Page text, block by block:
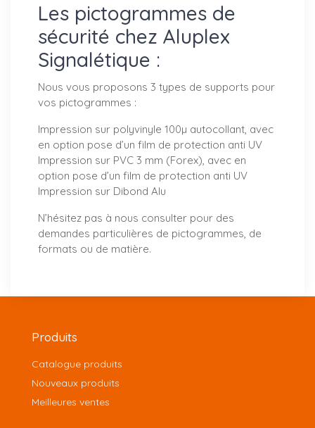
Les pictogrammes de
sécurité chez Aluplex
Signalétique :
Nous vous proposons 3 types de supports pour
vos pictogrammes :
Impression sur polyvinyle 100µ autocollant, avec
en option pose d’un film de protection anti UV
Impression sur PVC 3 mm (Forex), avec en
option pose d’un film de protection anti UV
Impression sur Dibond Alu
N’hésitez pas à nous consulter pour des
demandes particulières de pictogrammes, de
formats ou de matière.
Produits
Catalogue produits
Nouveaux produits
Meilleures ventes